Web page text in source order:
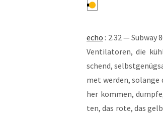
echo : 2.32 — Sub­way
Ven­ti­la­to­ren, die
schend,
met wer­den, solan­ge
her kom­men,
ten, das rote, das